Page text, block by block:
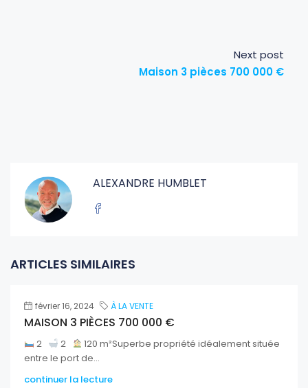
Next post
Maison 3 pièces 700 000 €
ALEXANDRE HUMBLET
ARTICLES SIMILAIRES
février 16, 2024 À LA VENTE
MAISON 3 PIÈCES 700 000 €
2 2
120 m²Superbe propriété idéalement située
entre le port de...
continuer la lecture